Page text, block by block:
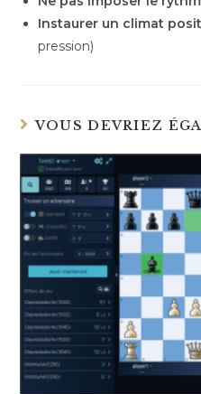
Instaurer un climat
pression)
VOUS DEVRIEZ